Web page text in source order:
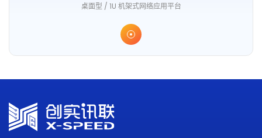
桌面型 / 1U 机架式网络应用平台